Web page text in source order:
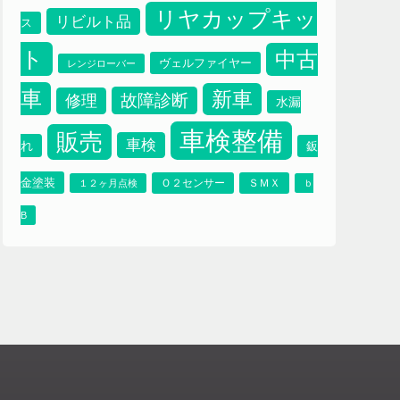
プラッツ
ス リビルト品
リヤカップキッ
ト
レンジローバー ヴェルファイヤー
中古
車
修理 故障診断 新車 水漏
れ 販売 車検 車検整備 鈑
金塗装 １２ヶ月点検 Ｏ２センサー ＳＭＸ ｂ
B